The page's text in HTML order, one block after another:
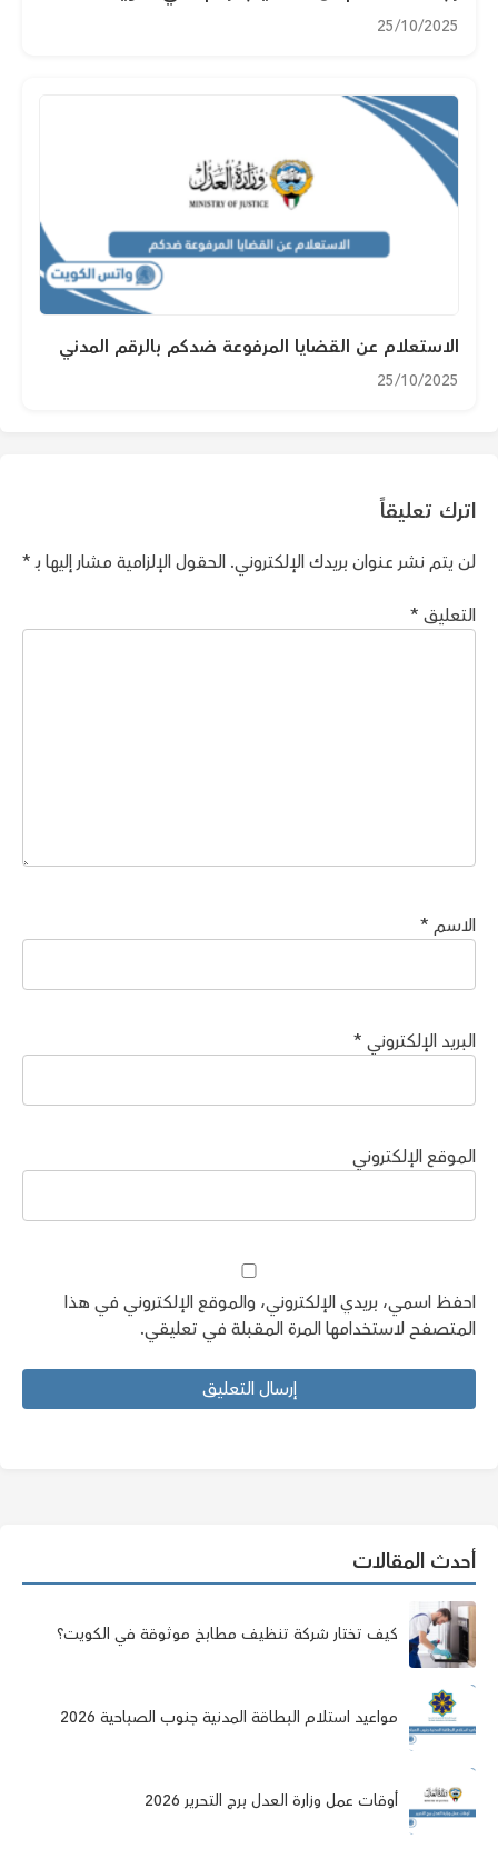
25/10/2025
الاستعلام عن القضايا المرفوعة ضدكم بالرقم المدني
25/10/2025
اترك تعليقاً
لن يتم نشر عنوان بريدك الإلكتروني. الحقول الإلزامية مشار إليها بـ*
التعليق *
الاسم *
البريد الإلكتروني *
الموقع الإلكتروني
احفظ اسمي، بريدي الإلكتروني، والموقع الإلكتروني في هذا
المتصفح لاستخدامها المرة المقبلة في تعليقي.
أحدث المقالات
كيف تختار شركة تنظيف مطابخ موثوقة في الكويت؟
مواعيد استلام البطاقة المدنية جنوب الصباحية 2026
أوقات عمل وزارة العدل برج التحرير 2026